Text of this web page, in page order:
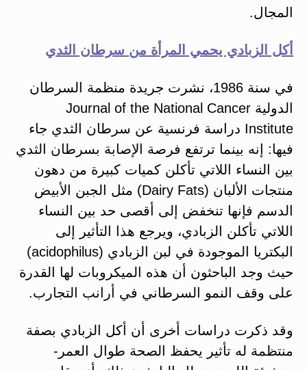
المجال.
أكل الزبادي يحمي المرأة من سرطان الثدي
في سنة 1986، نشرت جريدة منظمة السرطان
الدولية Journal of the National Cancer
Institute دراسة فرنسية عن سرطان الثدي جاء
فيها: إنه بينما ترتفع فرصة الإصابة بسرطان الثدي
بين النساء اللاتي تأكلن كميات كبيرة من دهون
منتجات الألبان (Dairy Fats) مثل الجبن الأبيض
الدسم فإنها تنخفض إلى أقصى حد بين النساء
اللاتي تأكلن الزبادي، ويرجع هذا التأثير إلى
البكتريا الموجودة في لبن الزبادي (acidophilus)
حيث وجد الباحثون أن هذه الميكروبات لها القدرة
على وقف النمو السرطاني في أرانب التجارب.
وقد ذكرت دراسات أخرى أن أكل الزبادي بصفة
منتظمة له تأثير يحفظ الصحة طوال العمر-